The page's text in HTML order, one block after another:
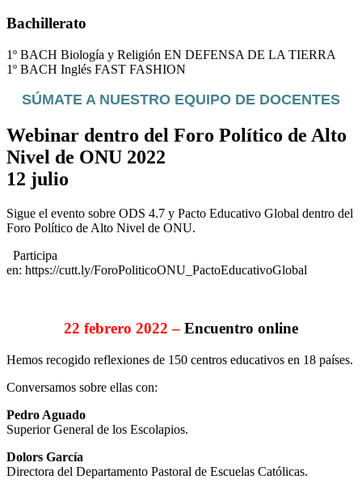
Bachillerato
1º BACH Biología y Religión EN DEFENSA DE LA TIERRA
1º BACH Inglés FAST FASHION
SÚMATE A NUESTRO EQUIPO DE DOCENTES
Webinar dentro del Foro Político de Alto
Nivel de ONU 2022
12 julio
Sigue el evento sobre ODS 4.7 y Pacto Educativo Global dentro del
Foro Político de Alto Nivel de ONU.
Participa
en: https://cutt.ly/ForoPoliticoONU_PactoEducativoGlobal
22 febrero 2022 – Encuentro online
Hemos recogido reflexiones de 150 centros educativos en 18 países.
Conversamos sobre ellas con:
Pedro Aguado
Superior General de los Escolapios.
Dolors García
Directora del Departamento Pastoral de Escuelas Católicas.